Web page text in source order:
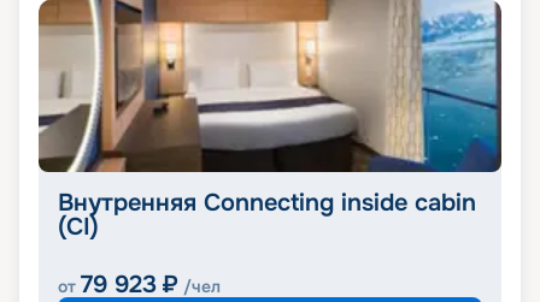
Внутренняя Connecting inside cabin
(CI)
от 79 923 ₽ /чел